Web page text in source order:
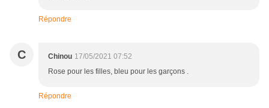
Répondre
C Chinou 17/05/2021 07:52
Rose pour les filles, bleu pour les garçons .
Répondre